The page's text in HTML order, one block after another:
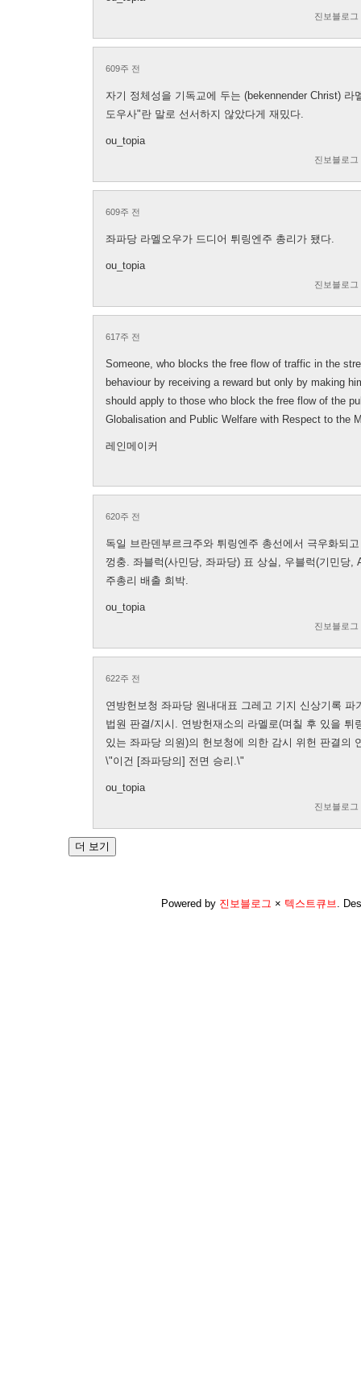
진보블로그
609주 전
자기 정체성을 기독교에 두는 (bekennender Christ)
도우사"란 말로 선서하지 않았다게 재밌다.
ou_topia
진보블로그
609주 전
좌파당 라멜오우가 드디어 튀링엔주 총리가 됐다.
ou_topia
진보블로그
617주 전
Someone, who blocks the free flow of traffic in the
behaviour by receiving a reward but only by making
should apply to those who block the free flow of the
Globalisation and Public Welfare with Respect to the
레인메이커
620주 전
독일 브란덴부르크주와 튀링엔주 총선에서 극우화되
껑충. 좌블럭(사민당, 좌파당) 표 상실, 우블럭(기민당,
주총리 배출 희박.
ou_topia
진보블로그
622주 전
연방헌보청 좌파당 원내대표 그레고 기지 신상기록 파
법원 판결/지시. 연방헌재소의 라멜로(며칠 후 있을 튀
있는 좌파당 의원)의 헌보청에 의한 감시 위헌 판결의
\"이건 [좌파당의] 전면 승리.\"
ou_topia
진보블로그
Powered by 진보블로그 × 텍스트큐브